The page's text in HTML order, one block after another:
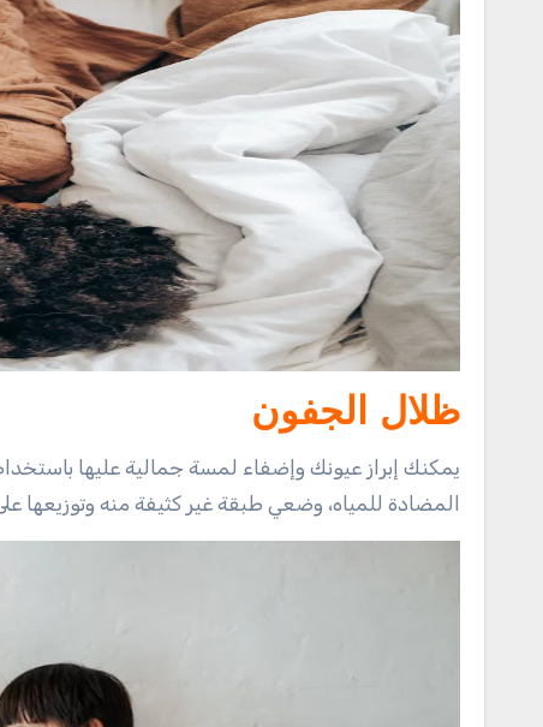
ظلال الجفون
يمكنك إبراز عيونك وإضفاء لمسة جمالية عليها
المضادة للمياه، وضعي طبقة غير كثيفة منه وتوزيعها